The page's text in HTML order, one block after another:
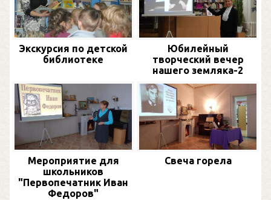
Экскурсия по детской
библиотеке
Юбилейный
творческий вечер
нашего земляка-2
Мероприятие для
школьников
"Первопечатник Иван
Федоров"
Свеча горела